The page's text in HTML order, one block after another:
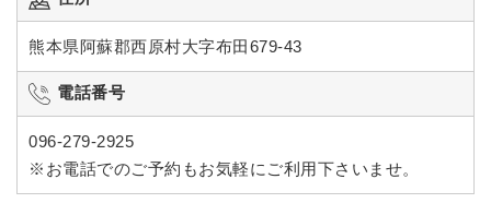
熊本県阿蘇郡西原村大字布田679-43
電話番号
096-279-2925
※お電話でのご予約もお気軽にご利用下さいませ。